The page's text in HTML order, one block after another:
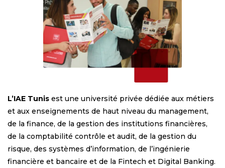
L’IAE Tunis est une université privée dédiée aux métiers
et aux enseignements de haut niveau du management,
de la finance, de la gestion des institutions financières,
de la comptabilité contrôle et audit, de la gestion du
risque, des systèmes d’information, de l’ingénierie
financière et bancaire et de la Fintech et Digital Banking.